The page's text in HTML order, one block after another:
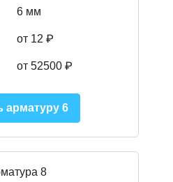
6 мм
от 12 ₽
от 52500 ₽
арматуру 6
8